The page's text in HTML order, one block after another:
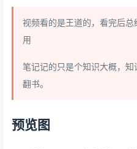
视频看的是王道的，看完后
用
笔记记的只是个知识大概，
翻书。
预览图